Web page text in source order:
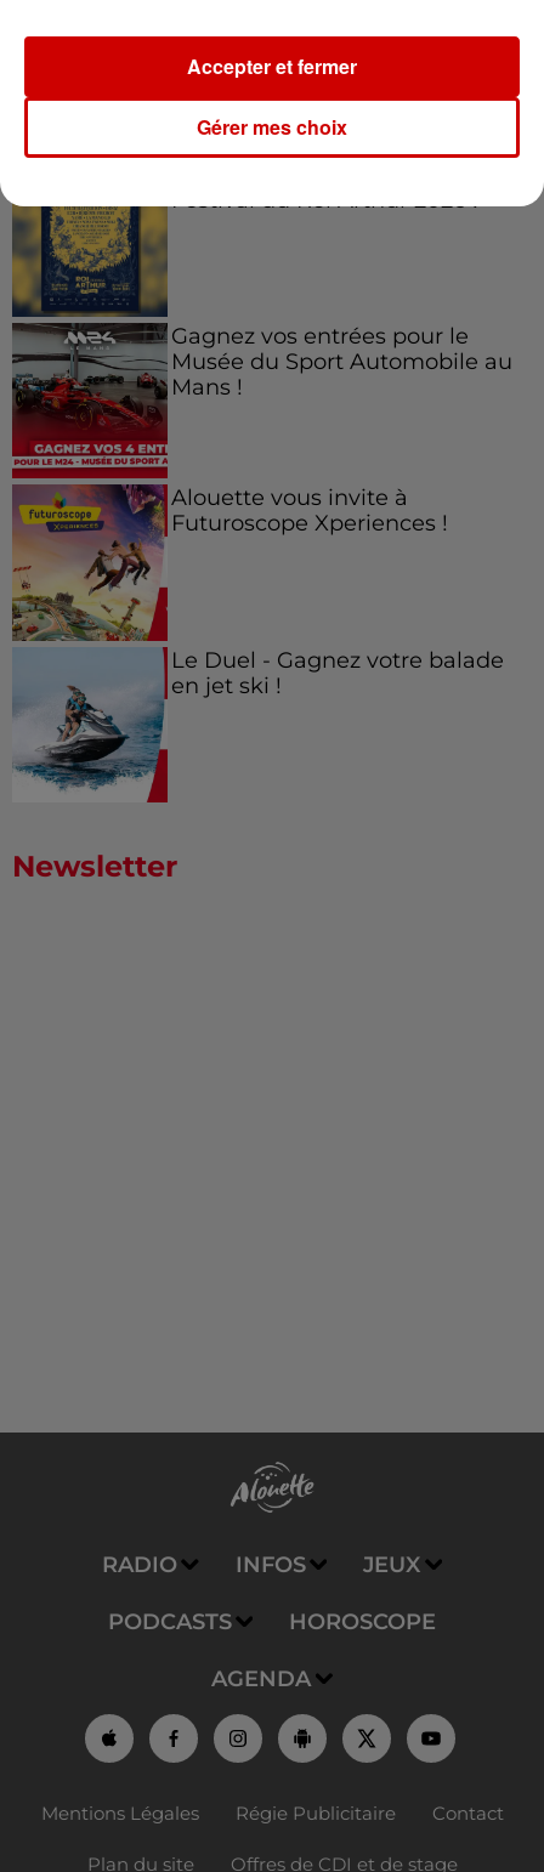
Jeux
Gagnez vos entrées pour le
Musée du Sport Automobile au
Mans !
Alouette vous invite à
Futuroscope Xperiences !
Le Duel - Gagnez votre balade
en jet ski !
Newsletter
RADIO INFOS JEUX
PODCASTS HOROSCOPE
AGENDA
Mentions Légales Régie Publicitaire Contact
Plan du site Offres de CDI et de stage
Gérer mes choix
Accepter et fermer